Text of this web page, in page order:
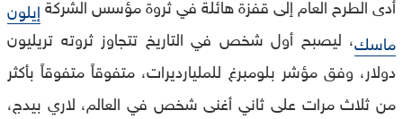
إيلون
ماسك، ليصبح أول شخص في التاريخ تتجاوز ثروته تريليون
دولار، وفق مؤشر بلومبرغ للمليارديرات، متفوقاً متفوقاً بأكثر
من ثلاث مرات على ثاني أغنى شخص في العالم، لاري بيدج،